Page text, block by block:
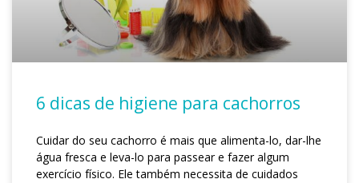
6 dicas de higiene para cachorros
Cuidar do seu cachorro é mais que alimenta-lo, dar-lhe
água fresca e leva-lo para passear e fazer algum
exercício físico. Ele também necessita de cuidados